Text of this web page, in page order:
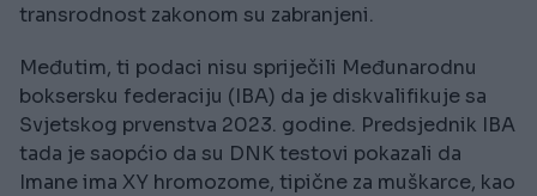
transrodnost zakonom su zabranjeni.
Međutim, ti podaci nisu spriječili Međunarodnu
boksersku federaciju (IBA) da je diskvalifikuje sa
Svjetskog prvenstva 2023. godine. Predsjednik IBA
tada je saopćio da su DNK testovi pokazali da
Imane ima XY hromozome, tipične za muškarce, kao